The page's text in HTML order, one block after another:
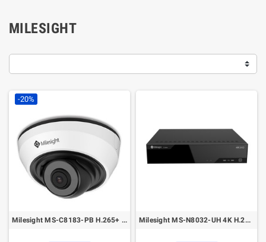
MILESIGHT
-20%
Milesight MS-C8183-PB H.265+ IR Mini Dome Network Camera Milesight MS-N8032-UH 4K H.265 Pro NVR 8000 Series